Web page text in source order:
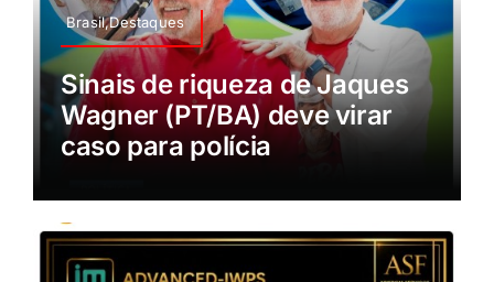
Brasil,Destaques
Sinais de riqueza de Jaques
Wagner (PT/BA) deve virar
caso para polícia